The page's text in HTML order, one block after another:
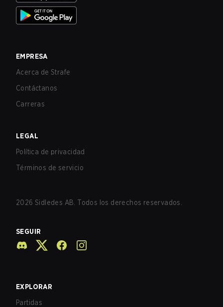
EMPRESA
Acerca de Strafe
Contáctanos
Carreras
LEGAL
Política de privacidad
Términos de servicio
2026 Sidledes AB. Todos los derechos reservados.
SEGUIR
EXPLORAR
Partidas